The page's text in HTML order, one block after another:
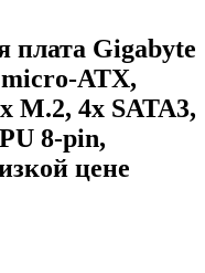
плата Gigabyte
ATX,
M.2, 4x SATA3,
8-pin,
цене